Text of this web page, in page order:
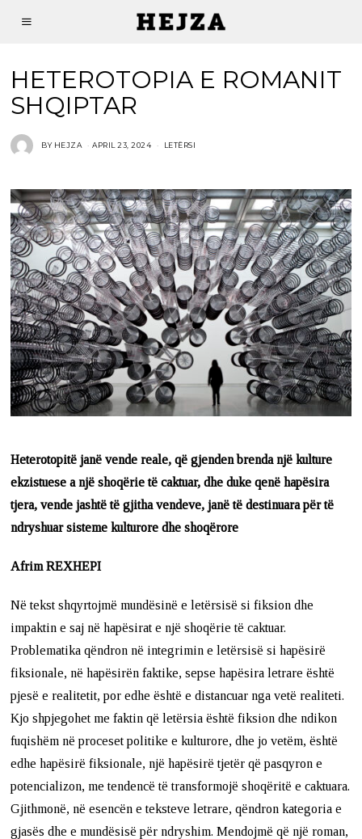
HETEROTOPIA E ROMANIT
SHQIPTAR
BY HEJZA APRIL 23, 2024 LETËRSI
Heterotopitë janë vende reale, që gjenden brenda një kulture
ekzistuese a një shoqërie të caktuar, dhe duke qenë hapësira
tjera, vende jashtë të gjitha vendeve, janë të destinuara për të
ndryshuar sisteme kulturore dhe shoqërore
Afrim REXHEPI
Në tekst shqyrtojmë mundësinë e letërsisë si fiksion dhe
impaktin e saj në hapësirat e një shoqërie të caktuar.
Problematika qëndron në integrimin e letërsisë si hapësirë
fiksionale, në hapësirën faktike, sepse hapësira letrare është
pjesë e realitetit, por edhe është e distancuar nga vetë realiteti.
Kjo shpjegohet me faktin që letërsia është fiksion dhe ndikon
fuqishëm në proceset politike e kulturore, dhe jo vetëm, është
edhe hapësirë fiksionale, një hapësirë tjetër që pasqyron e
potencializon, me tendencë të transformojë shoqëritë e caktuara.
Gjithmonë, në esencën e teksteve letrare, qëndron kategoria e
gjasës dhe e mundësisë për ndryshim. Mendojmë që një roman,